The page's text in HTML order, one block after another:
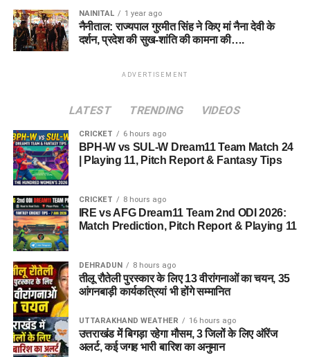
NAINITAL 1 year ago
नैनीताल: राज्यपाल गुरमीत सिंह ने किए मां नैना देवी के
दर्शन, प्रदेश की सुख-शांति की कामना की….
ADVERTISEMENT
LATEST TRENDING VIDEOS
CRICKET 6 hours ago
BPH-W vs SUL-W Dream11 Team Match 24
| Playing 11, Pitch Report & Fantasy Tips
CRICKET 8 hours ago
IRE vs AFG Dream11 Team 2nd ODI 2026:
Match Prediction, Pitch Report & Playing 11
DEHRADUN 8 hours ago
तीलू रौतेली पुरस्कार के लिए 13 वीरांगनाओं का चयन, 35
आंगनबाड़ी कार्यकत्रियां भी होंगे सम्मानित
UTTARAKHAND WEATHER 16 hours ago
उत्तराखंड में बिगड़ा रहेगा मौसम, 3 जिलों के लिए ऑरेंज
अलर्ट, कई जगह भारी बारिश का अनुमान